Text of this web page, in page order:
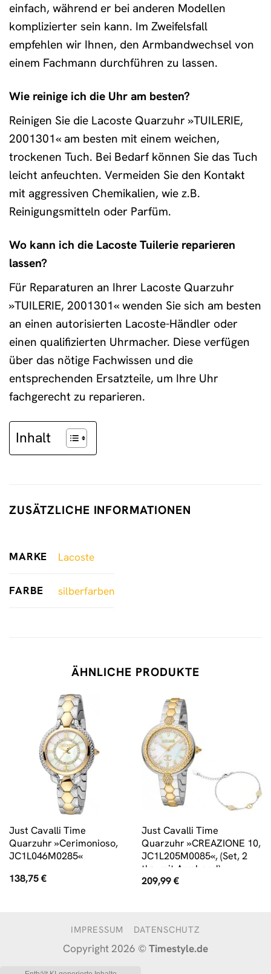
einfach, während er bei anderen Modellen
komplizierter sein kann. Im Zweifelsfall
empfehlen wir Ihnen, den Armbandwechsel von
einem Fachmann durchführen zu lassen.
Wie reinige ich die Uhr am besten?
Reinigen Sie die Lacoste Quarzuhr »TUILERIE,
2001301« am besten mit einem weichen,
trockenen Tuch. Bei Bedarf können Sie das Tuch
leicht anfeuchten. Vermeiden Sie den Kontakt
mit aggressiven Chemikalien, wie z.B.
Reinigungsmitteln oder Parfüm.
Wo kann ich die Lacoste Tuilerie reparieren
lassen?
Für Reparaturen an Ihrer Lacoste Quarzuhr
»TUILERIE, 2001301« wenden Sie sich am besten
an einen autorisierten Lacoste-Händler oder
einen qualifizierten Uhrmacher. Diese verfügen
über das nötige Fachwissen und die
entsprechenden Ersatzteile, um Ihre Uhr
fachgerecht zu reparieren.
Inhalt
ZUSÄTZLICHE INFORMATIONEN
MARKE Lacoste
FARBE silberfarben
ÄHNLICHE PRODUKTE
Just Cavalli Time
Quarzuhr »Cerimonioso,
JC1L046M0285«
138,75€
Just Cavalli Time
Quarzuhr »CREAZIONE 10,
JC1L205M0085«, (Set, 2
tlg., mit Armband)
209,99€
IMPRESSUM DATENSCHUTZ
Copyright 2026 ©Timestyle.de